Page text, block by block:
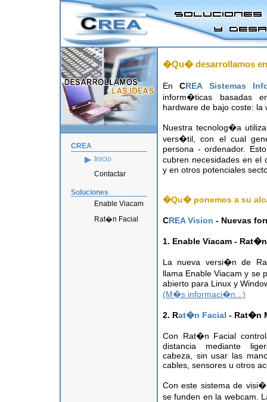
CREA
Inicio
Contactar
Soluciones
Enable Viacam
Rat�n Facial
�Qu� desarrollamos
EnCREA Sistemas
inform�ticas basadas
hardware de bajo coste: la
Nuestra tecnolog�a
vers�til, con el cual
persona - ordenador.
cubren necesidades en el
y en otros potenciales
�Qu� ponemos a su
CREA Vision - Nuevas
1. Enable Viacam -
La nueva versi�n de
llama Enable Viacam y se
abierto para Linux y
(M�s informaci�n...)
2. Rat�n Facial - Rat�n
Con Rat�n Facial
distancia mediante
cabeza, sin usar las
cables, sensores u otros
Con este sistema de
se funden en la webcam.